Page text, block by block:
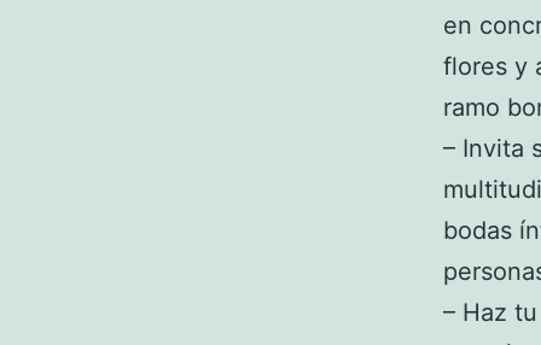
en
flores y
ramo
– Invita
bodas
– Haz